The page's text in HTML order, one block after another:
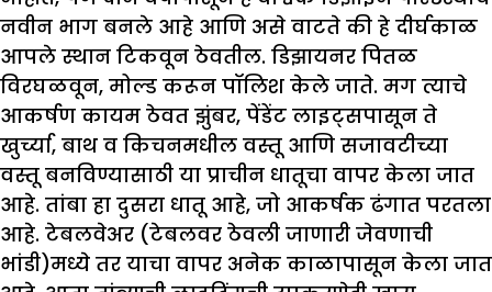
नवीन भाग बनले आहे आणि असे वाटते की हे दीर्घकाळ
आपले स्थान टिकवून ठेवतील. डिझायनर पितळ
विरघळवून, मोल्ड करून पॉलिश केले जाते. मग त्याचे
आकर्षण कायम ठेवत झुंबर, पेंडेंट लाइट्सपासून ते
खुर्च्या, बाथ व किचनमधील वस्तू आणि सजावटीच्या
वस्तू बनविण्यासाठी या प्राचीन धातूचा वापर केला जात
आहे. तांबा हा दुसरा धातू आहे, जो आकर्षक ढंगात परतला
आहे. टेबलवेअर (टेबलवर ठेवली जाणारी जेवणाची
भांडी)मध्ये तर याचा वापर अनेक काळापासून केला जात